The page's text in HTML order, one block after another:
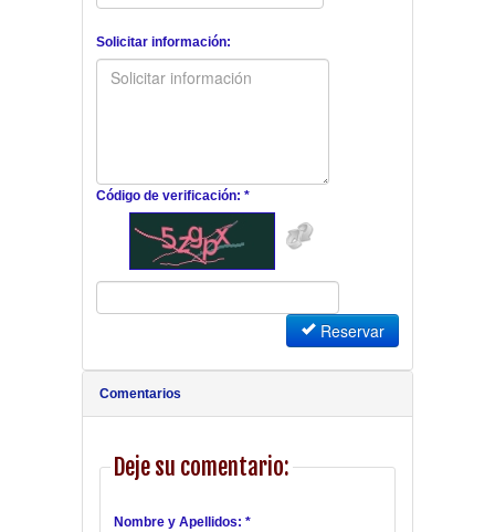
Solicitar información:
Código de verificación: *
Reservar
Comentarios
Deje su comentario:
Nombre y Apellidos: *